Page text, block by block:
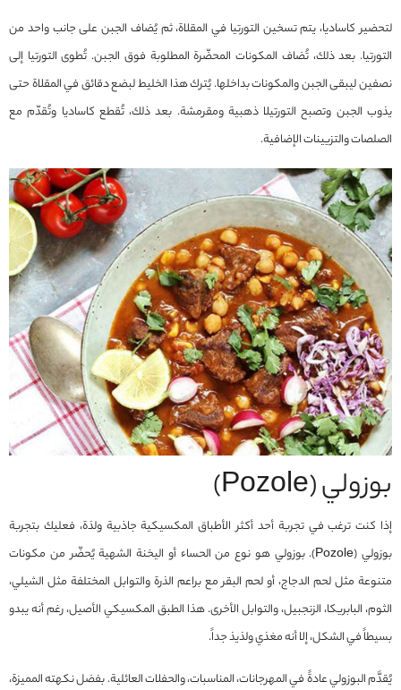
لتحضير كاساديا، يتم تسخين التورتيا في المقلاة، ثم يُضاف الجبن على جانب واحد من
التورتيا. بعد ذلك، تُضاف المكونات المحضّرة المطلوبة فوق الجبن. تُطوى التورتيا إلى
نصفين ليبقى الجبن والمكونات بداخلها. يُترك هذا الخليط لبضع دقائق في المقلاة حتى
يذوب الجبن وتصبح التورتيلا ذهبية ومقرمشة. بعد ذلك، تُقطع كاساديا وتُقدّم مع
الصلصات والتزيينات الإضافية.
بوزولي (Pozole)
إذا كنت ترغب في تجربة أحد أكثر الأطباق المكسيكية جاذبية ولذة، فعليك بتجربة
بوزولي (Pozole). بوزولي هو نوع من الحساء أو اليخنة الشهية يُحضّر من مكونات
متنوعة مثل لحم الدجاج، أو لحم البقر مع براعم الذرة والتوابل المختلفة مثل الشيلي،
الثوم، البابريكا، الزنجبيل، والتوابل الأخرى. هذا الطبق المكسيكي الأصيل، رغم أنه يبدو
بسيطاً في الشكل، إلا أنه مغذي ولذيذ جداً.
يُقدَّم البوزولي عادةً في المهرجانات، المناسبات، والحفلات العائلية. بفضل نكهته المميزة،